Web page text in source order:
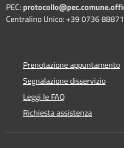
PEC:
Centralino Unico: +39 0736 88871
Prenotazione appuntamento
Segnalazione disservizio
Leggi le FAQ
Richiesta assistenza